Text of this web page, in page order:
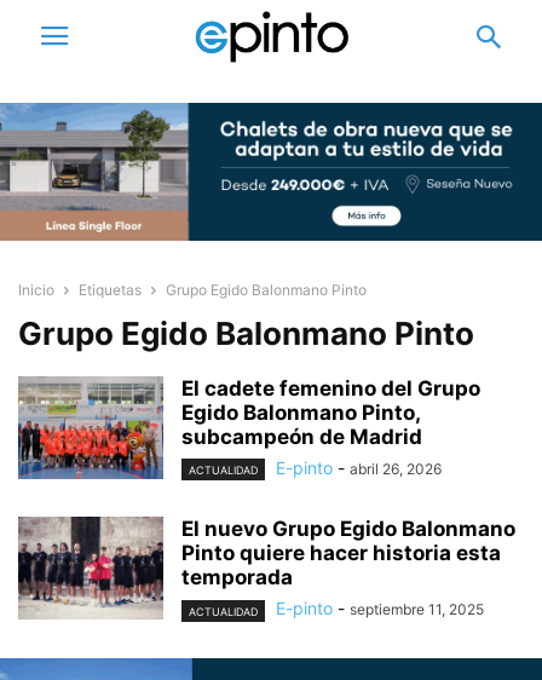
Inicio Etiquetas Grupo Egido Balonmano Pinto
Grupo Egido Balonmano Pinto
El cadete femenino del Grupo
Egido Balonmano Pinto,
subcampeón de Madrid
ACTUALIDAD E-pinto - abril 26, 2026
El nuevo Grupo Egido Balonmano
Pinto quiere hacer historia esta
temporada
ACTUALIDAD E-pinto - septiembre 11, 2025